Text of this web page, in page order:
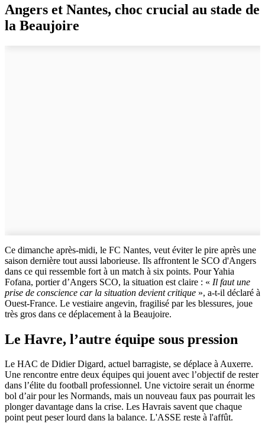
Angers et Nantes, choc crucial au stade de
la Beaujoire
Ce dimanche après-midi, le FC Nantes, veut éviter le pire après une
saison dernière tout aussi laborieuse. Ils affrontent le SCO d'Angers
dans ce qui ressemble fort à un match à six points. Pour Yahia
Fofana, portier d’Angers SCO, la situation est claire : « Il faut une
prise de conscience car la situation devient critique », a-t-il déclaré à
Ouest-France. Le vestiaire angevin, fragilisé par les blessures, joue
très gros dans ce déplacement à la Beaujoire.
Le Havre, l’autre équipe sous pression
Le HAC de Didier Digard, actuel barragiste, se déplace à Auxerre.
Une rencontre entre deux équipes qui jouent avec l’objectif de rester
dans l’élite du football professionnel. Une victoire serait un énorme
bol d’air pour les Normands, mais un nouveau faux pas pourrait les
plonger davantage dans la crise. Les Havrais savent que chaque
point peut peser lourd dans la balance. L'ASSE reste à l'affût.